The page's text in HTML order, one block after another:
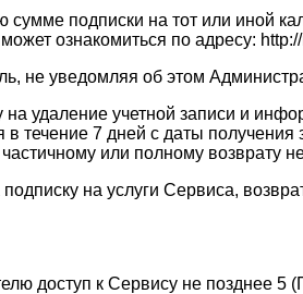
подписки на тот или иной
ознакомиться по адресу:
не уведомляя об этом
удаление учетной записи и
течение 7 дней с даты
или полному возврату
на услуги Сервиса,
доступ к Сервису не позднее